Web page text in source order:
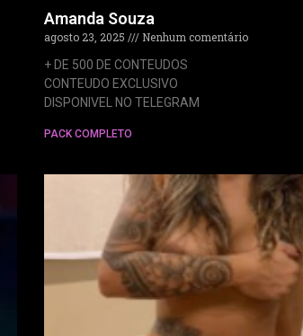
Amanda Souza
agosto 23, 2025
Nenhum comentário
+ DE 500 DE CONTEUDOS
CONTEUDO EXCLUSIVO
DISPONIVEL NO TELEGRAM
PACK COMPLETO